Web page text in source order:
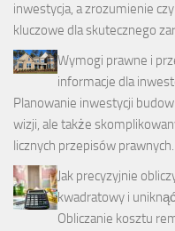
inwestycja, a zrozumienie
kluczowe dla skutecznego
Wymogi prawne i
informacje dla
Planowanie inwestycji
wizji, ale także
licznych przepisów
Jak precyzyjnie
kwadratowy i
Obliczanie kosztu